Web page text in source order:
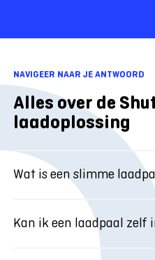
NAVIGEER NAAR JE ANTWOORD
Alles over de
laadoplossing
Wat is een slimme
Een slimme laadpaal
verbonden is met het
Kan ik een laadpaal zelf